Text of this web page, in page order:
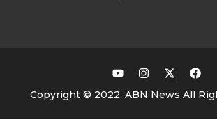
Copyright © 2022, ABN News All